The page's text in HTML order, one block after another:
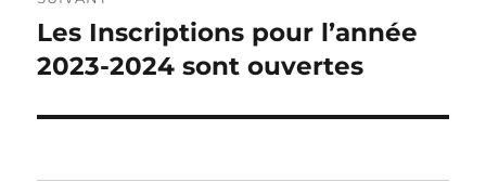
Publication
suivante :
Les Inscriptions pour l’année
2023-2024 sont ouvertes